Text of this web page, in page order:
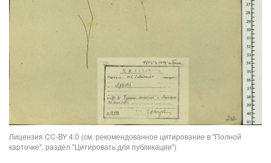
Лицензия CC-BY 4.0 (см. рекомендованное цитирование в "Полной
карточке", раздел "Цитировать для публикации")